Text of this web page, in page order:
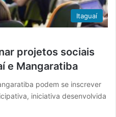
Itaguaí
projetos sociais
e Mangaratiba
podem se inscrever
iniciativa desenvolvida